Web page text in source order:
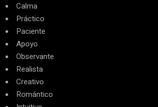
Calma
Práctico
Paciente
Apoyo
Observante
Realista
Creativo
Romántico